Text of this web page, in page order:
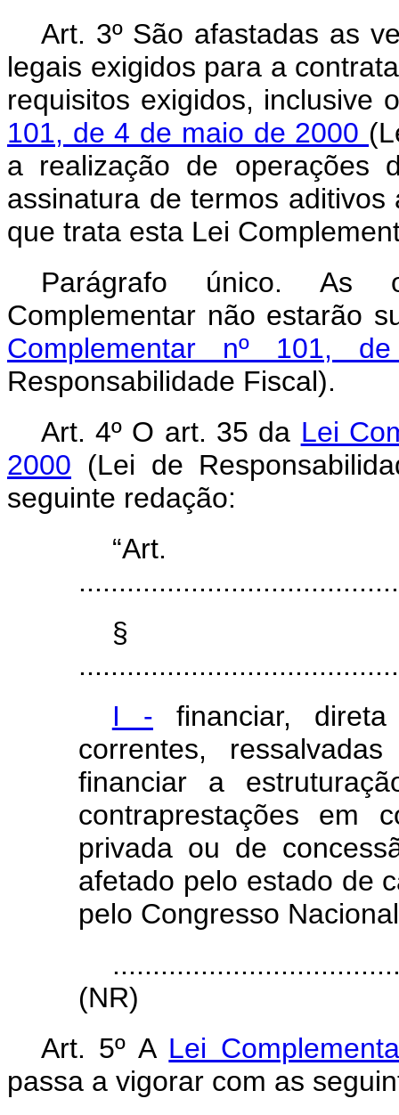
Art. 3º São afastadas as
legais exigidos para a
requisitos exigidos, inclusive
101, de 4 de maio de 2000
a realização de operações
assinatura de termos
que trata esta Lei
Parágrafo único. As
Complementar não estarão
Complementar nº 101,
Responsabilidade Fiscal).
Art. 4º O art. 35 da Lei
2000 (Lei de
seguinte redação:
§
I - financiar,
correntes,
financiar a
contraprestações em
privada ou de
afetado pelo estado de
pelo Congresso
(NR)
Art. 5º A Lei
passa a vigorar com as